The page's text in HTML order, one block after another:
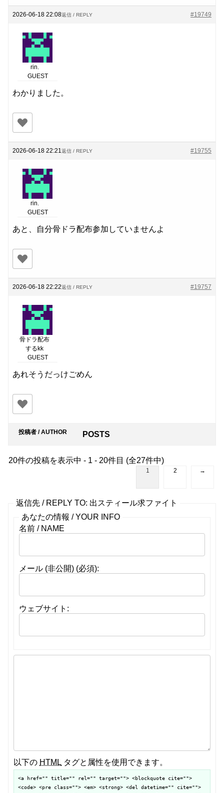
2026-06-18 22:08 #19749
返信 / REPLY
rin.
GUEST
わかりました。
2026-06-18 22:21 #19755
返信 / REPLY
rin.
GUEST
あと、自分骨ドラ配布参加していませんよ
2026-06-18 22:22 #19757
返信 / REPLY
骨ドラ配布
するkk
GUEST
あれそうだっけごめん
投稿者 / AUTHOR POSTS
20件の投稿を表示中 - 1 - 20件目 (全27件中)
1 2 →
返信先 / REPLY TO: 出スティール求ファイト
あなたの情報 / YOUR INFO
名前 / NAME
メール (非公開) (必須):
ウェブサイト:
以下の HTML タグと属性を使用できます。
<a href="" title="" rel="" target=""> <blockquote cite="">
<code> <pre class=""> <em> <strong> <del datetime="" cite="">